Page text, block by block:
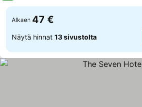
Alkaen 47 €
Näytä hinnat 13 sivustolta